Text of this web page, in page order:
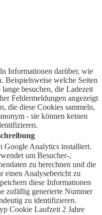
Informationen darüber, wie
Beispielsweise welche Seiten
besuchen, die Ladezeit
Fehlermeldungen angezeigt
die diese Cookies sammeln,
- sie können keinen
Google Analytics installiert.
um Besucher-,
zu berechnen und die
einen Analysebericht zu
diese Informationen
zufällig generierte Nummer
zu identifizieren.
Cookie Laufzeit 2 Jahre